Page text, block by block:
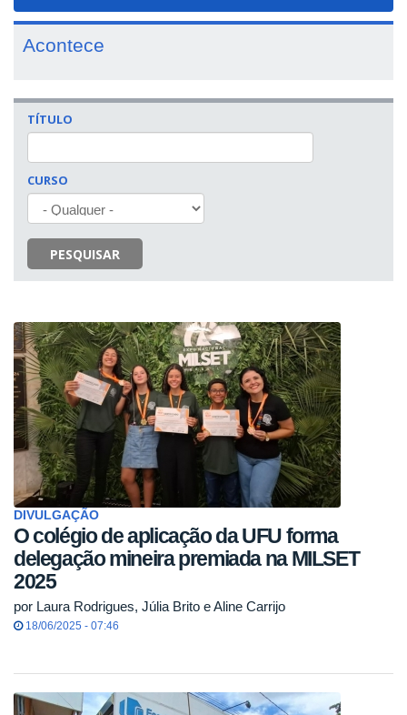
Acontece
TÍTULO
CURSO
PESQUISAR
DIVULGAÇÃO
O colégio de aplicação da UFU forma
delegação mineira premiada na MILSET
2025
por Laura Rodrigues, Júlia Brito e Aline Carrijo
18/06/2025 - 07:46